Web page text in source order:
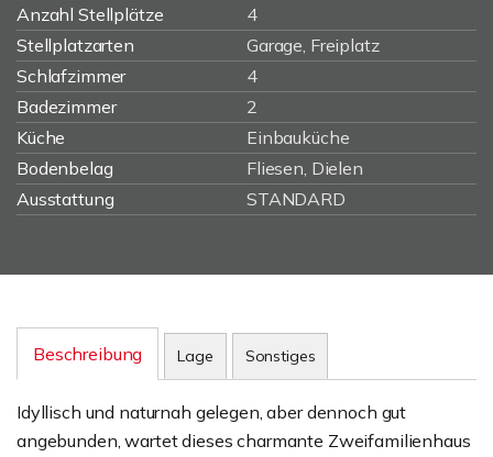
Anzahl Stellplätze
4
Stellplatzarten
Garage, Freiplatz
Schlafzimmer
4
Badezimmer
2
Küche
Einbauküche
Bodenbelag
Fliesen, Dielen
Ausstattung
STANDARD
Beschreibung Lage Sonstiges
Idyllisch und naturnah gelegen, aber dennoch gut
angebunden, wartet dieses charmante Zweifamilienhaus